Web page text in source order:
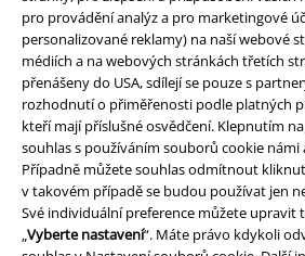
pro provádění analýz a pro marketingové
personalizované reklamy) na naší webové
médiích a na webových stránkách třetích
přenášeny do USA, sdílejí se pouze s
rozhodnutí o přiměřenosti podle platných
kteří mají příslušné osvědčení. Klepnutím na
souhlas s používáním souborů cookie námi
Případně můžete souhlas odmítnout
v takovém případě se budou používat jen
Své individuální preference můžete upravit
„Vyberte nastavení“. Máte právo kdykoli
A Warner Music Group